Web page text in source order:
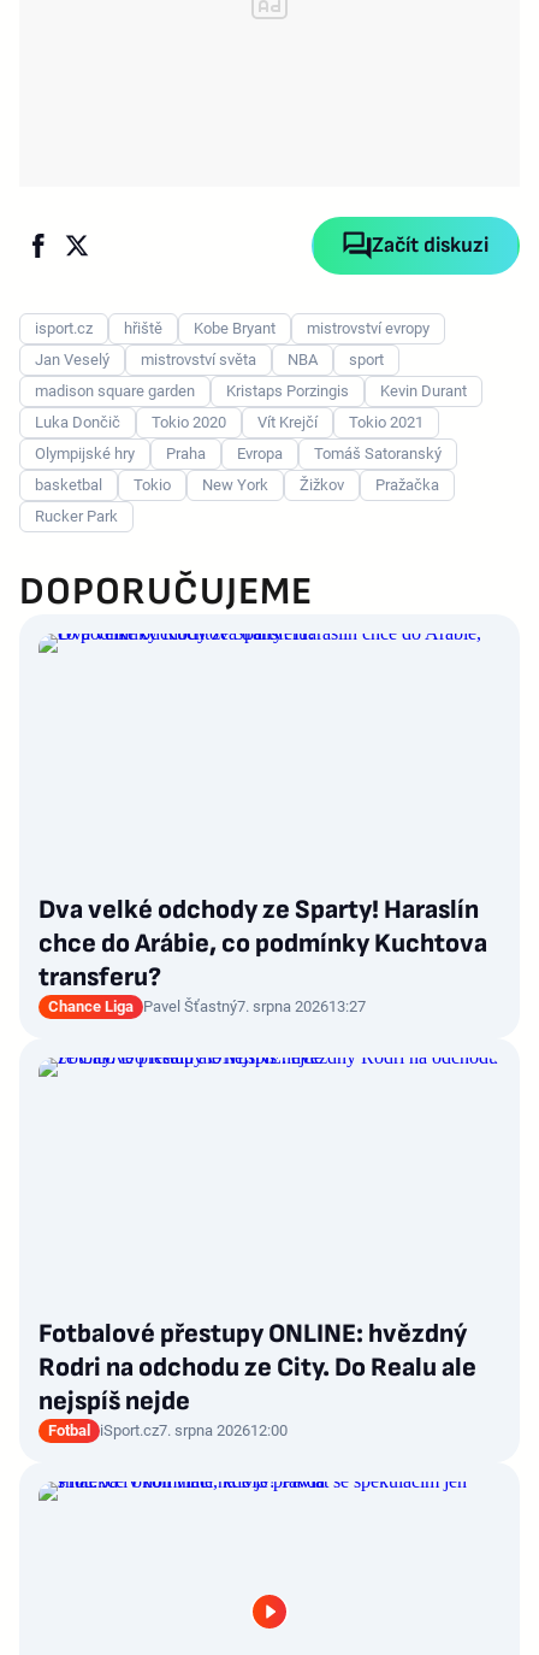
Začít diskuzi
isport.cz hřiště Kobe Bryant
mistrovství evropy
Jan Veselý
mistrovství světa NBA
sport
madison square garden
Kristaps Porzingis
Kevin Durant
Luka Dončič
Tokio 2020 Vít Krejčí
Tokio 2021
Olympijské hry
Praha Evropa
Tomáš Satoranský
basketbal
Tokio New York Žižkov
Pražačka
Rucker Park
DOPORUČUJEME
Dva velké odchody ze Sparty! Haraslín
chce do Arábie, co podmínky Kuchtova
transferu?
Chance Liga Pavel Šťastný7. srpna 202613:27
Fotbalové přestupy ONLINE: hvězdný
Rodri na odchodu ze City. Do Realu ale
nejspíš nejde
Fotbal iSport.cz7. srpna 202612:00